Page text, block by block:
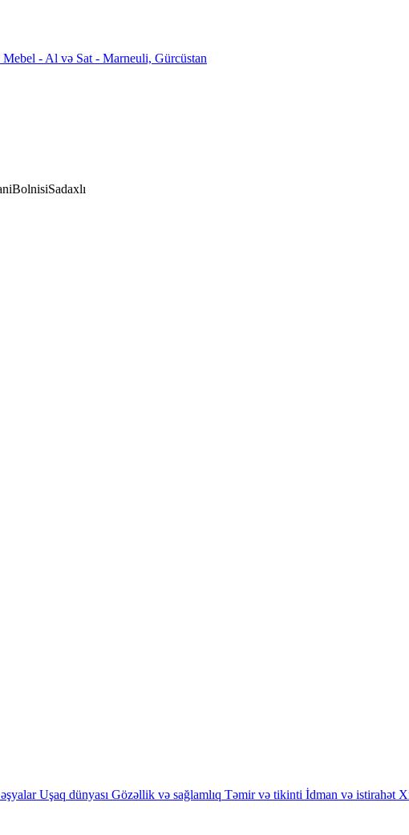
BolnisiSadaxlı
Uşaq dünyası Gözəllik və sağlamlıq Təmir və tikinti İdman və istirahət